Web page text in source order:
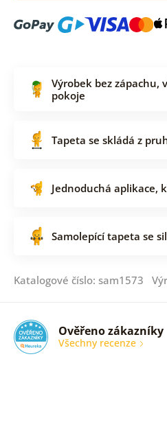
Výrobek bez zápachu,
pokoje
Tapeta se skládá z
Jednoduchá aplikace,
Samolepící tapeta se
Katalogové číslo: sam1573
Ověřeno zákazníky
Všechny recenze